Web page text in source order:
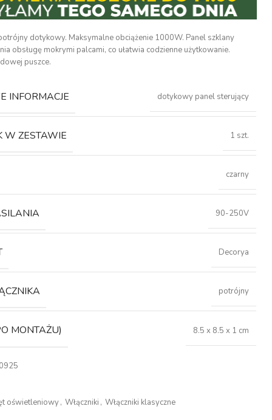
dotykowy. Maksymalne obciążenie 1000W. Panel szklany
obsługę mokrymi palcami, co ułatwia codzienne użytkowanie.
puszce.
INFORMACJE dotykowy panel sterujący
W ZESTAWIE 1 szt.
czarny
90-250V
Decorya
potrójny
MONTAŻU) 8.5 x 8.5 x 1 cm
oświetleniowy, Włączniki , Włączniki klasyczne